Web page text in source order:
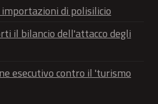
di polisilicio
il bilancio dell'attacco degli
esecutivo contro il 'turismo